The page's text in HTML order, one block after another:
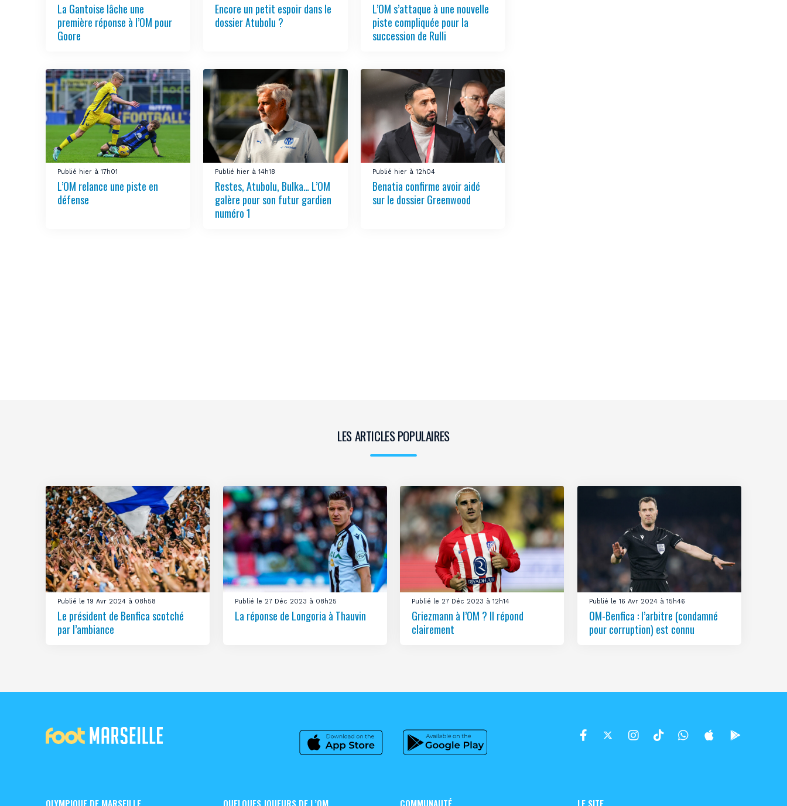
La Gantoise lâche une
première réponse à l’OM pour
Goore
Encore un petit espoir dans le
dossier Atubolu ?
L’OM s’attaque à une nouvelle
piste compliquée pour la
succession de Rulli
Publié hier à 17h01
L’OM relance une piste en
défense
Publié hier à 14h18
Restes, Atubolu, Bulka… L’OM
galère pour son futur gardien
numéro 1
Publié hier à 12h04
Benatia confirme avoir aidé
sur le dossier Greenwood
LES ARTICLES POPULAIRES
Publié le 19 Avr 2024 à 08h58
Le président de Benfica scotché
par l’ambiance
Publié le 27 Déc 2023 à 08h25
La réponse de Longoria à Thauvin
Publié le 27 Déc 2023 à 12h14
Griezmann à l’OM ? Il répond
clairement
Publié le 16 Avr 2024 à 15h46
OM-Benfica : l’arbitre (condamné
pour corruption) est connu
OLYMPIQUE DE MARSEILLE QUELQUES JOUEURS DE L’OM COMMUNAUTÉ LE SITE